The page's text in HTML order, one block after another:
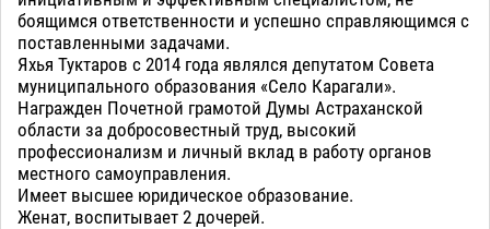
боящимся ответственности и успешно справляющимся с
поставленными задачами.
Яхья Туктаров с 2014 года являлся депутатом Совета
муниципального образования «Село Карагали».
Награжден Почетной грамотой Думы Астраханской
области за добросовестный труд, высокий
профессионализм и личный вклад в работу органов
местного самоуправления.
Имеет высшее юридическое образование.
Женат, воспитывает 2 дочерей.